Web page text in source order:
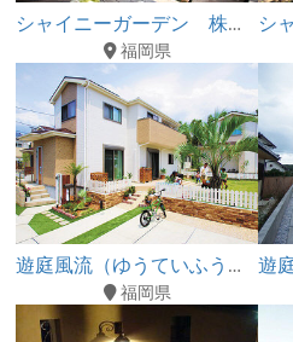
シャイニーガーデン 株式会社二光
福岡県
遊庭風流（ゆうていふうりゅう）
福岡県